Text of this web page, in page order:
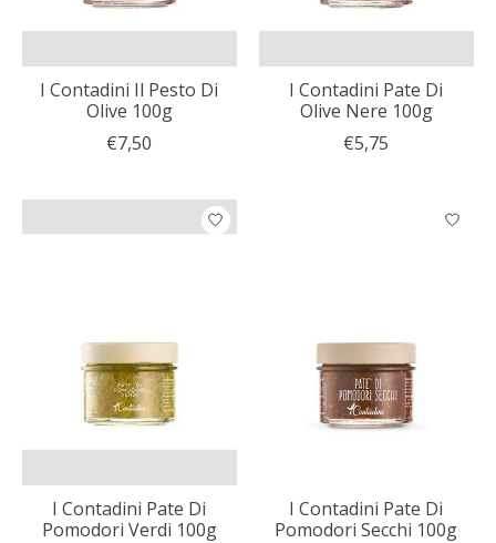
I Contadini Il Pesto Di
Olive 100g
€7,50
I Contadini Pate Di
Olive Nere 100g
€5,75
I Contadini Pate Di
Pomodori Verdi 100g
I Contadini Pate Di
Pomodori Secchi 100g